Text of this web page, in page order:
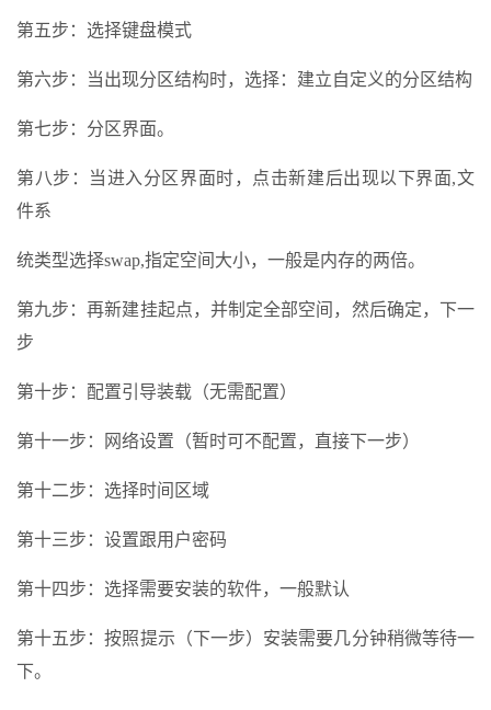
第五步：选择键盘模式
第六步：当出现分区结构时，选择：建立自定义的分区结构
第七步：分区界面。
第八步：当进入分区界面时，点击新建后出现以下界面,文
件系
统类型选择swap,指定空间大小，一般是内存的两倍。
第九步：再新建挂起点，并制定全部空间，然后确定，下一
步
第十步：配置引导装载（无需配置）
第十一步：网络设置（暂时可不配置，直接下一步）
第十二步：选择时间区域
第十三步：设置跟用户密码
第十四步：选择需要安装的软件，一般默认
第十五步：按照提示（下一步）安装需要几分钟稍微等待一
下。